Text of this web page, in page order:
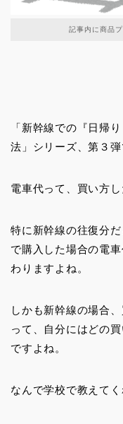
記事内に商品
「新幹線での『日帰
法」シリーズ、第３弾
電車代って、買い方
特に新幹線の往復分
で購入した場合の電
わりますよね。
しかも新幹線の場合
って、自分にはどの
ですよね。
なんで学校で教えて